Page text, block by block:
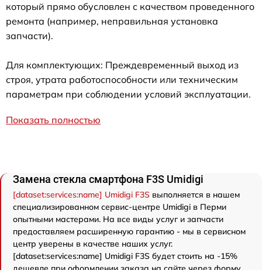
который прямо обусловлен с качеством проведенного
ремонта (например, неправильная установка
запчасти).
Для комплектующих: Преждевременный выход из
строя, утрата работоспособности или техническим
параметрам при соблюдении условий эксплуатации.
Показать полностью
Замена стекла смартфона F3S Umidigi
[dataset:services:name] Umidigi F3S выполняется в нашем
специализированном сервис-центре Umidigi в Перми
опытными мастерами. На все виды услуг и запчасти
предоставляем расширенную гарантию - мы в сервисном
центр уверены в качестве наших услуг.
[dataset:services:name] Umidigi F3S будет стоить на -15%